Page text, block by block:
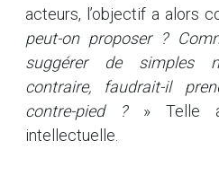
acteurs, l’objectif a alors
peut-on proposer ?
suggérer de simples
contraire, faudrait-il
contre-pied ?» Telle a
intellectuelle.